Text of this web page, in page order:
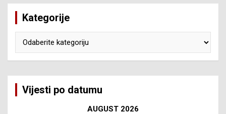
Kategorije
Vijesti po datumu
AUGUST 2026